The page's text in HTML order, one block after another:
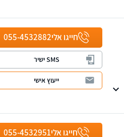
חייגו אלי055-4532882
SMS ישיר
ייעוץ אישי
חייגו אלי055-4532951